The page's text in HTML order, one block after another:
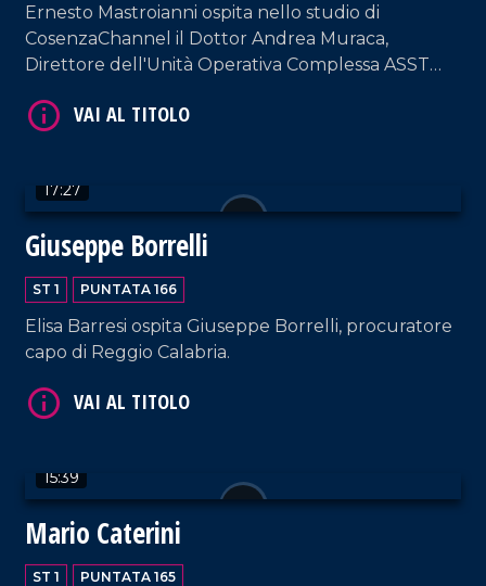
Ernesto Mastroianni ospita nello studio di
CosenzaChannel il Dottor Andrea Muraca,
Direttore dell'Unità Operativa Complessa ASST
17:27
Giuseppe Borrelli
ST 1 PUNTATA 166
Elisa Barresi ospita Giuseppe Borrelli, procuratore
capo di Reggio Calabria.
15:39
Mario Caterini
ST 1 PUNTATA 165